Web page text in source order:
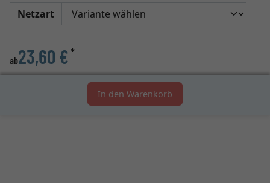
Netzart
ab23,60 €*
In den Warenkorb